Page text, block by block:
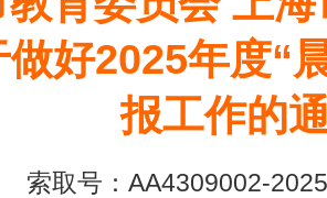
好2025年度“
报工作的
索取号： AA4309002-